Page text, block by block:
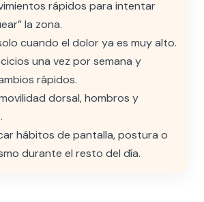
rápidos para intentar
la zona.
cuando el dolor ya es muy alto.
una vez por semana y
rápidos.
dorsal, hombros y
hábitos de pantalla, postura o
durante el resto del día.